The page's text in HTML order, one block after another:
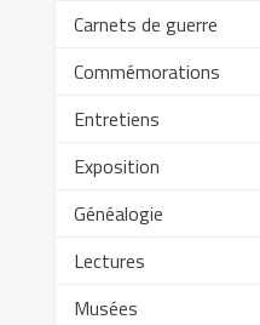
Carnets de guerre
Commémorations
Entretiens
Exposition
Généalogie
Lectures
Musées